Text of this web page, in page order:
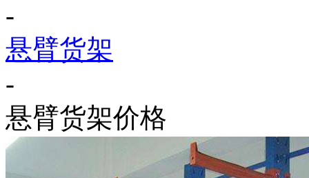
-
悬臂货架
-
悬臂货架价格